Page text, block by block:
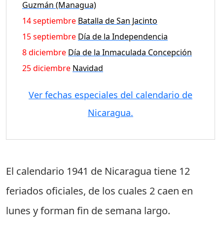
Guzmán (Managua)
14 septiembre Batalla de San Jacinto
15 septiembre Día de la Independencia
8 diciembre Día de la Inmaculada Concepción
25 diciembre Navidad
Ver fechas especiales del calendario de
Nicaragua.
El calendario 1941 de Nicaragua tiene 12
feriados oficiales, de los cuales 2 caen en
lunes y forman fin de semana largo.